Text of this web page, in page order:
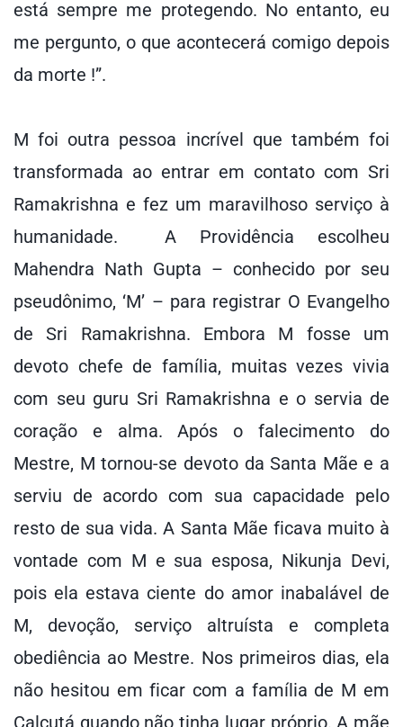
está sempre me protegendo. No entanto, eu
me pergunto, o que acontecerá comigo depois
da morte !”.
M foi outra pessoa incrível que também foi
transformada ao entrar em contato com Sri
Ramakrishna e fez um maravilhoso serviço à
humanidade. A Providência escolheu
Mahendra Nath Gupta – conhecido por seu
pseudônimo, ‘M’ – para registrar O Evangelho
de Sri Ramakrishna. Embora M fosse um
devoto chefe de família, muitas vezes vivia
com seu guru Sri Ramakrishna e o servia de
coração e alma. Após o falecimento do
Mestre, M tornou-se devoto da Santa Mãe e a
serviu de acordo com sua capacidade pelo
resto de sua vida. A Santa Mãe ficava muito à
vontade com M e sua esposa, Nikunja Devi,
pois ela estava ciente do amor inabalável de
M, devoção, serviço altruísta e completa
obediência ao Mestre. Nos primeiros dias, ela
não hesitou em ficar com a família de M em